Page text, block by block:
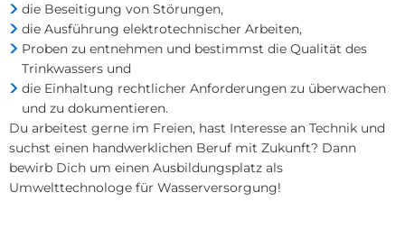
die Beseitigung von Störungen,
die Ausführung elektrotechnischer Arbeiten,
Proben zu entnehmen und bestimmst die Qualität des
Trinkwassers und
die Einhaltung rechtlicher Anforderungen zu überwachen
und zu dokumentieren.
Du arbeitest gerne im Freien, hast Interesse an Technik und
suchst einen handwerklichen Beruf mit Zukunft? Dann
bewirb Dich um einen Ausbildungsplatz als
Umwelttechnologe für Wasserversorgung!